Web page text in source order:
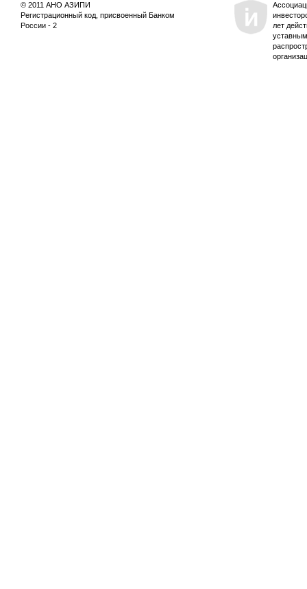
© 2011 АНО АЗИПИ
Регистрационный код, присвоенный Банком
России - 2
лет